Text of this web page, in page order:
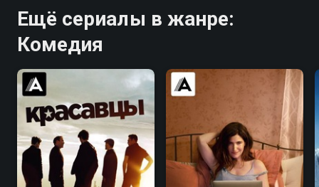
Ещё сериалы в жанре:
Комедия